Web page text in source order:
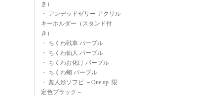
き）
・ アンデッドゼリー アクリル
キーホルダー（スタンド付
き）
・ ちくわ戦車 パープル
・ ちくわ仙人 パープル
・ ちくわお化け パープル
・ ちくわ蛸 パープル
・ 藁人形ソフビ －One up. 限
定色ブラック－